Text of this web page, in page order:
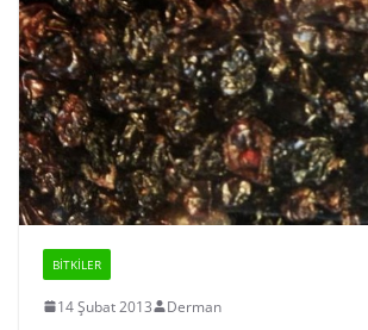
BİTKİLER
14 Şubat 2013 Derman